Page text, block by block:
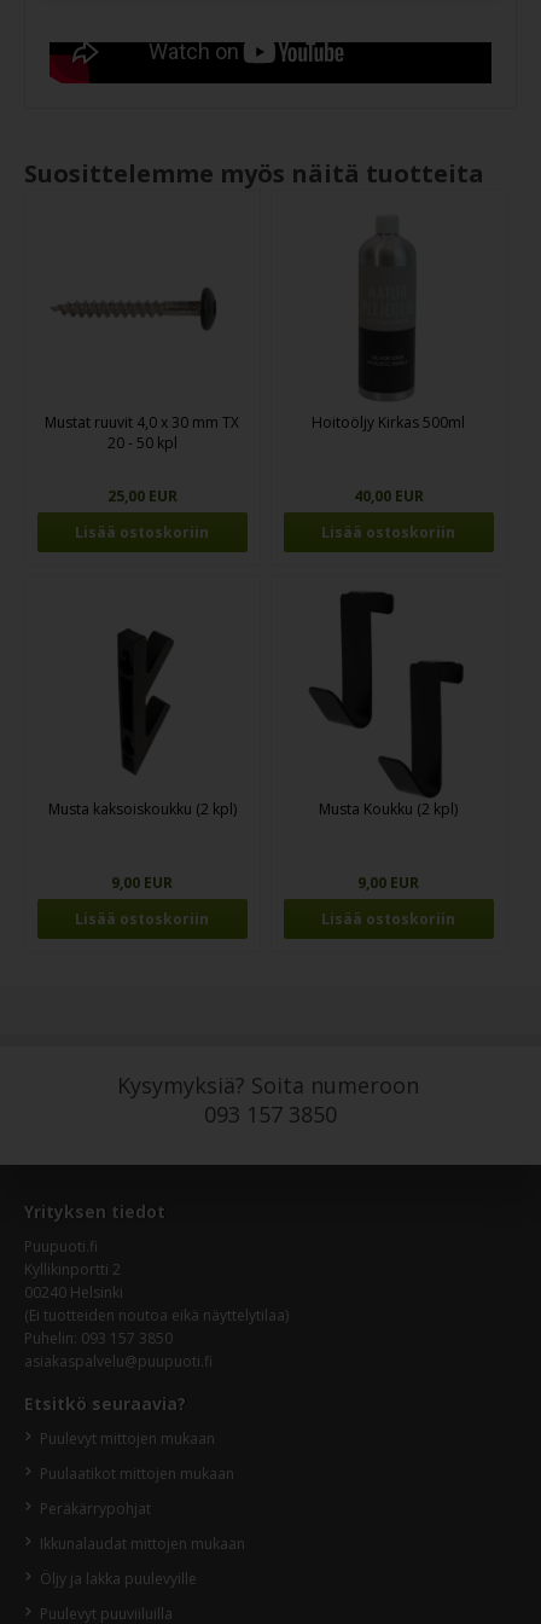
Suosittelemme myös näitä tuotteita
Mustat ruuvit 4,0 x 30 mm TX
20 - 50 kpl
25,00 EUR
Hoitoöljy Kirkas 500ml
40,00 EUR
Musta kaksoiskoukku (2 kpl)
9,00 EUR
Musta Koukku (2 kpl)
9,00 EUR
Kysymyksiä? Soita numeroon
093 157 3850
Yrityksen tiedot
Puupuoti.fi
Kyllikinportti 2
00240 Helsinki
(Ei tuotteiden noutoa eikä näyttelytilaa)
Puhelin: 093 157 3850
asiakaspalvelu@puupuoti.fi
Etsitkö seuraavia?
Puulevyt mittojen mukaan
Puulaatikot mittojen mukaan
Peräkärrypohjat
Ikkunalaudat mittojen mukaan
Öljy ja lakka puulevyille
Puulevyt puuviiluilla